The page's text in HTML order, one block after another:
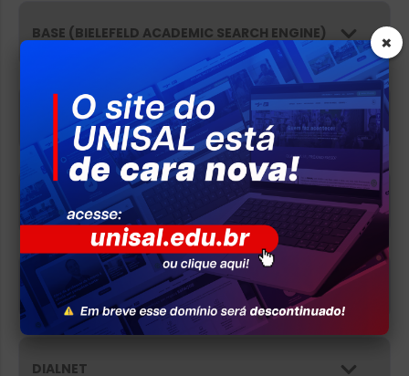
BASE (BIELEFELD ACADEMIC SEARCH ENGINE)
BVS PSICOLOGIA BRASIL
CITESEERX
CAPES
DIALNET
×